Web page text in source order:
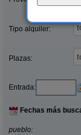
Tipo alquiler:
Plazas:
Entrada:
Fechas más
pueblo: